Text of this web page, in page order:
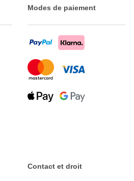
Modes de paiement
Contact et droit